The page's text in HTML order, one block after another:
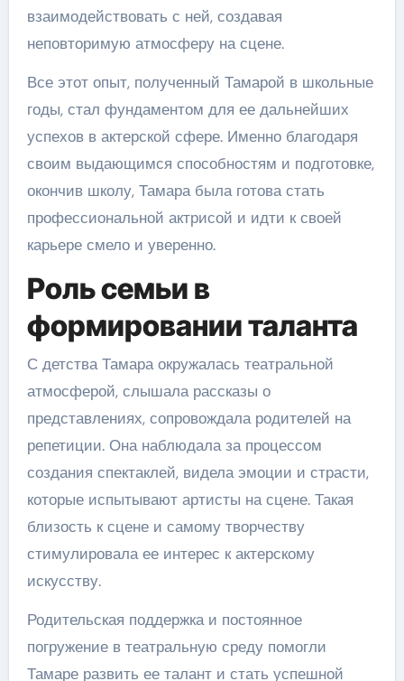
взаимодействовать с ней, создавая
неповторимую атмосферу на сцене.
Все этот опыт, полученный Тамарой в школьные
годы, стал фундаментом для ее дальнейших
успехов в актерской сфере. Именно благодаря
своим выдающимся способностям и подготовке,
окончив школу, Тамара была готова стать
профессиональной актрисой и идти к своей
карьере смело и уверенно.
Роль семьи в
формировании таланта
С детства Тамара окружалась театральной
атмосферой, слышала рассказы о
представлениях, сопровождала родителей на
репетиции. Она наблюдала за процессом
создания спектаклей, видела эмоции и страсти,
которые испытывают артисты на сцене. Такая
близость к сцене и самому творчеству
стимулировала ее интерес к актерскому
искусству.
Родительская поддержка и постоянное
погружение в театральную среду помогли
Тамаре развить ее талант и стать успешной